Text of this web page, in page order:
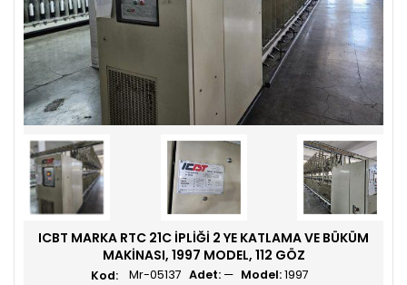
ICBT MARKA RTC 21C İPLIĞI 2 YE KATLAMA VE BÜKÜM
MAKINASI, 1997 MODEL, 112 GÖZ
Adet: — Model:1997
Mr-05137